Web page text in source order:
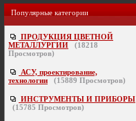
Популярные категории
ПРОДУКЦИЯ ЦВЕТНОЙ
МЕТАЛЛУРГИИ
(18218
Просмотров)
АСУ, проектирование,
технологии
(15889 Просмотров)
ИНСТРУМЕНТЫ И ПРИБОРЫ
(15785 Просмотров)